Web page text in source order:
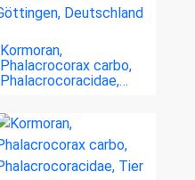
Kormoran,
Phalacrocorax carbo,
Phalacrocoracidae,…